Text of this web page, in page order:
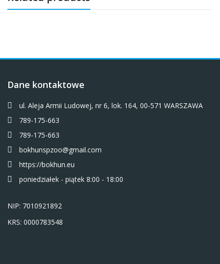
Dane kontaktowe
ul. Aleja Armii Ludowej, nr 6, lok. 164, 00-571 WARSZAWA
789-175-663
789-175-663
bokhunspzoo@gmail.com
https://bokhun.eu
poniedziałek - piątek 8:00 - 18:00
NIP: 7010921892
KRS: 0000783548